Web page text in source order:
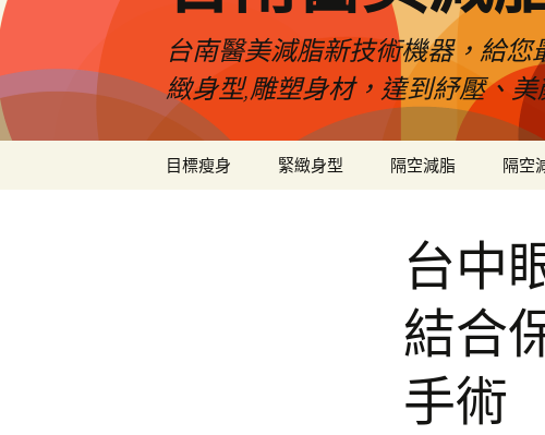
台南醫美減脂新技術機器，給
緻身型,雕塑身材，達到紓壓、
目標瘦身 緊緻身型 隔空減脂 隔空
台中
結合
手術